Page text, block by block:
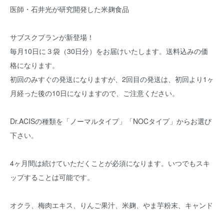
医師・石井光が研究開発した米麹食品
サブスクプランが新登場！
毎月10日に３袋（30日分）をお届けいたします。送料込みの価
格になります。
初回のみすぐの発送になりますが、2回目の発送は、初回より1ヶ
月経った後の10日になりますので、ご注意ください。
Dr.ACISの種類を「ノーマルタイプ」「NOCタイプ」からお選び
下さい。
4ヶ月間は続けていただくことが必須になります。いつでもスキ
ップすることは可能です。
オクラ、梅肉エキス、りんご果汁、米麹、やま芋粉末、キャンド